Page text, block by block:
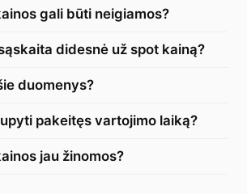
gali būti neigiamos?
didesnė už spot kainą?
duomenys?
pakeitęs vartojimo laiką?
jau žinomos?